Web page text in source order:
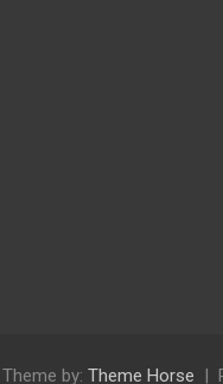
Theme by: Theme Horse